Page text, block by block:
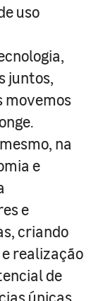
uso
juntos,
movemos
na
e
e
criando
realização
de
únicas